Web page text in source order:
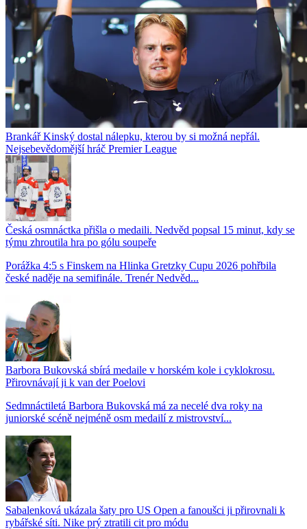
Brankář Kinský dostal nálepku, kterou by si možná nepřál.
Nejsebevědomější hráč Premier League
Česká osmnáctka přišla o medaili. Nedvěd popsal 15 minut, kdy se
týmu zhroutila hra po gólu soupeře
Porážka 4:5 s Finskem na Hlinka Gretzky Cupu 2026 pohřbila
české naděje na semifinále. Trenér Nedvěd...
Barbora Bukovská sbírá medaile v horském kole i cyklokrosu.
Přirovnávají ji k van der Poelovi
Sedmnáctiletá Barbora Bukovská má za necelé dva roky na
juniorské scéně nejméně osm medailí z mistrovství...
Sabalenková ukázala šaty pro US Open a fanoušci ji přirovnali k
rybářské síti. Nike prý ztratili cit pro módu